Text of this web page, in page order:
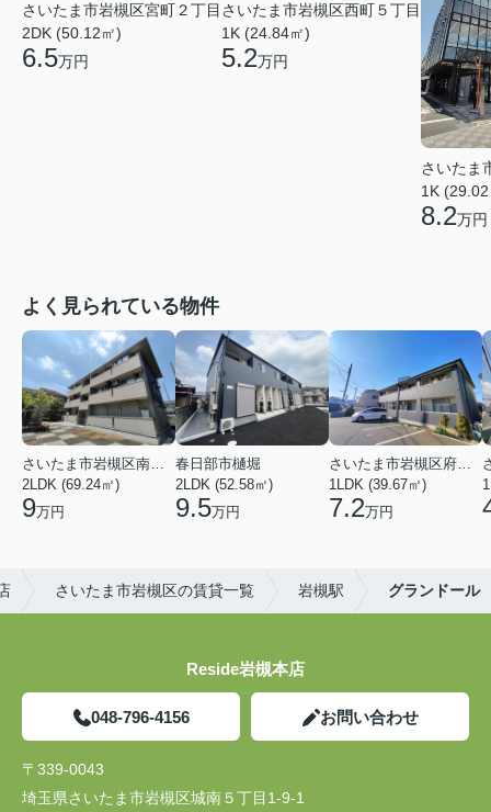
さいたま市岩槻区宮町２丁目
2DK (50.12㎡)
6.5万円
さいたま市岩槻区西町５丁目
1K (24.84㎡)
5.2万円
さいたま
1K
8.2万円
よく見られている物件
2LDK (69.24㎡)
9万円
春日部市樋堀
2LDK (52.58㎡)
9.5万円
1LDK (39.67㎡)
7.2万円
さいたま市岩槻区の賃貸一覧 岩槻駅 グランドール
Reside岩槻本店
048-796-4156 お問い合わせ
〒339-0043
埼玉県さいたま市岩槻区城南５丁目1-9-1